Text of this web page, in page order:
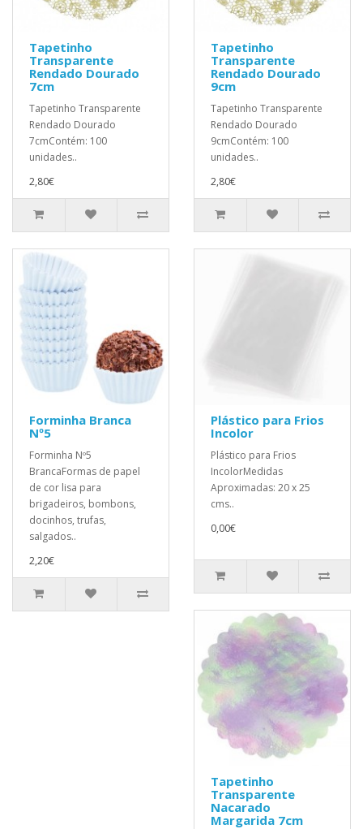
Tapetinho
Transparente
Rendado Dourado
7cm
Tapetinho Transparente
Rendado Dourado
7cmContém: 100
unidades..
2,80€
Tapetinho
Transparente
Rendado Dourado
9cm
Tapetinho Transparente
Rendado Dourado
9cmContém: 100
unidades..
2,80€
Forminha Branca
Nº5
Forminha Nº5
BrancaFormas de papel
de cor lisa para
brigadeiros, bombons,
docinhos, trufas,
salgados..
2,20€
Plástico para Frios
Incolor
Plástico para Frios
IncolorMedidas
Aproximadas: 20 x 25
cms..
0,00€
Tapetinho
Transparente
Nacarado
Margarida 7cm